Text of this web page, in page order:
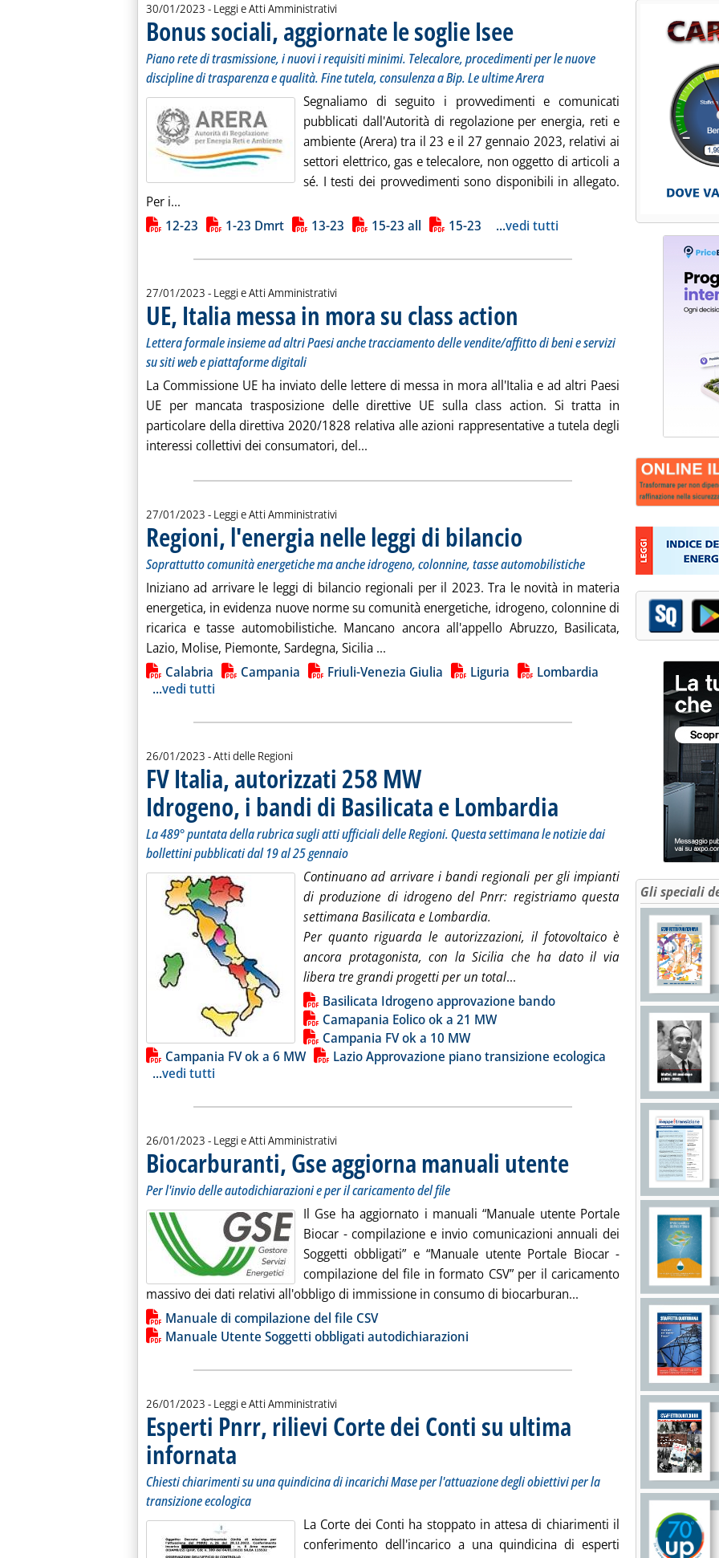
30/01/2023 - Leggi e Atti Amministrativi
Bonus sociali, aggiornate le soglie Isee . Sottotitolo: Piano rete di trasmissione, i nuovi i
. Pubblicata lunedì 30 gennaio 2023 alle 12.20.
Piano rete di trasmissione, i nuovi i requisiti minimi. Telecalore, procedimenti per le nuove
discipline di trasparenza e qualità. Fine tutela, consulenza a Bip. Le ultime Arera
Segnaliamo di seguito i provvedimenti e comunicati
pubblicati dall'Autorità di regolazione per energia, reti e
ambiente (Arera) tra il 23 e il 27 gennaio 2023, relativi ai
settori elettrico, gas e telecalore, non oggetto di articoli a
sé. I testi dei provvedimenti sono disponibili in allegato.
Per i...
Lista allegati PDF alla notizia
12-23 1-23 Dmrt 13-23 15-23 all 15-23 ...vedi tutti
27/01/2023 - Leggi e Atti Amministrativi
UE, Italia messa in mora su class action . Sottotitolo: Lettera formale insieme ad altri
. Pubblicata venerdì 27 gennaio 2023 alle 16.6.
Lettera formale insieme ad altri Paesi anche tracciamento delle vendite/affitto di beni e servizi
su siti web e piattaforme digitali
La Commissione UE ha inviato delle lettere di messa in mora all'Italia e ad altri Paesi
UE per mancata trasposizione delle direttive UE sulla class action. Si tratta in
particolare della direttiva 2020/1828 relativa alle azioni rappresentative a tutela degli
interessi collettivi dei consumatori, del...
27/01/2023 - Leggi e Atti Amministrativi
Regioni, l'energia nelle leggi di bilancio . Sottotitolo: Soprattutto comunità energetiche
. Pubblicata venerdì 27 gennaio 2023 alle 15.51.
Soprattutto comunità energetiche ma anche idrogeno, colonnine, tasse automobilistiche
Iniziano ad arrivare le leggi di bilancio regionali per il 2023. Tra le novità in materia
energetica, in evidenza nuove norme su comunità energetiche, idrogeno, colonnine di
ricarica e tasse automobilistiche. Mancano ancora all'appello Abruzzo, Basilicata,
Lazio, Molise, Piemonte, Sardegna, Sicilia ...
Lista allegati PDF alla notizia
Calabria Campania Friuli-Venezia Giulia Liguria
Lombardia
...vedi tutti
26/01/2023 - Atti delle Regioni
FV Italia, autorizzati 258 MW
Idrogeno, i bandi di Basilicata e Lombardia . Sottotitolo: La 489° puntata della
. Pubblicata giovedì 26 gennaio 2023
La 489° puntata della rubrica sugli atti ufficiali delle Regioni. Questa settimana le notizie dai
bollettini pubblicati dal 19 al 25 gennaio
Continuano ad arrivare i bandi regionali per gli impianti
di produzione di idrogeno del Pnrr: registriamo questa
settimana Basilicata e Lombardia.
Per quanto riguarda le autorizzazioni, il fotovoltaico è
ancora protagonista, con la Sicilia che ha dato il via
libera tre grandi progetti per un total... Leggi tutta la notizia: 'FV Italia,
Lista allegati PDF alla notiziaBasilicata Idrogeno approvazione bando
Camapania Eolico ok a 21 MW
Campania FV ok a 10 MW
Campania FV ok a 6 MW
Lazio Approvazione piano transizione ecologica
...vedi tutti
26/01/2023 - Leggi e Atti Amministrativi
Biocarburanti, Gse aggiorna manuali utente . Sottotitolo: Per l'invio delle
. Pubblicata giovedì 26 gennaio 2023
Per l'invio delle autodichiarazioni e per il caricamento del file
Il Gse ha aggiornato i manuali “Manuale utente Portale
Biocar - compilazione e invio comunicazioni annuali dei
Soggetti obbligati” e “Manuale utente Portale Biocar -
compilazione del file in formato CSV” per il caricamento
massivo dei dati relativi all'obbligo di immissione in consumo di biocarburan... Leggi tutta la notizia:
Lista allegati PDF alla notizia
Manuale di compilazione del file CSV
Manuale Utente Soggetti obbligati autodichiarazioni
26/01/2023 - Leggi e Atti Amministrativi
Esperti Pnrr, rilievi Corte dei Conti su ultima
infornata . Sottotitolo: Chiesti chiarimenti su una quindicina di incarichi Mase per l'attuazione degli obiettivi per la transizione ecologica
Chiesti chiarimenti su una quindicina di incarichi Mase per l'attuazione degli obiettivi per la
transizione ecologica
La Corte dei Conti ha stoppato in attesa di chiarimenti il
conferimento dell'incarico a una quindicina di esperti
Gli speciali